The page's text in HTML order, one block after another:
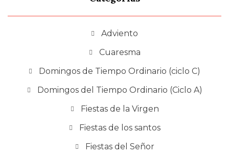
Adviento
Cuaresma
Domingos de Tiempo Ordinario (ciclo C)
Domingos del Tiempo Ordinario (Ciclo A)
Fiestas de la Virgen
Fiestas de los santos
Fiestas del Señor